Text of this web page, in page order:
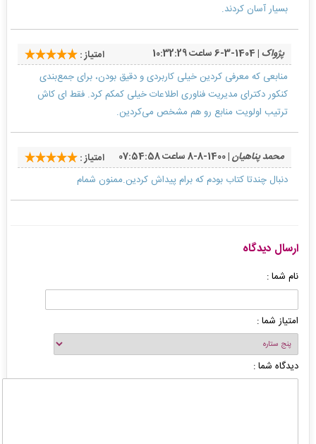
بسیار آسان کردند.
پژواک| 1404-3-6 ساعت 10:32:29
امتیاز :
منابعی که معرفی کردین خیلی کاربردی و دقیق بودن، برای جمع‌بندی
کنکور دکترای مدیریت فناوری اطلاعات خیلی کمکم کرد. فقط ای کاش
ترتیب اولویت منابع رو هم مشخص می‌کردین.
محمد پناهیان| 1400-8-8 ساعت 07:54:58
امتیاز :
دنبال چندتا کتاب بودم که برام پیداش کردین.ممنون شمام
ارسال دیدگاه
نام شما :
امتیاز شما :
دیدگاه شما :